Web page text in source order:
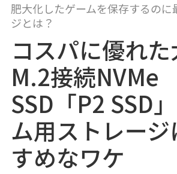
肥大化したゲームを保存するのに
ジとは？
コスパに優れ
M.2接続NVMe
SSD「P2 SSD
ム用ストレージ
すめなワケ